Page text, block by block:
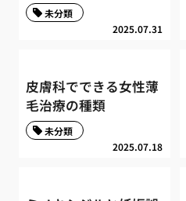
2025.07.31
未分類
皮膚科でできる女性薄
毛治療の種類
2025.07.18
未分類